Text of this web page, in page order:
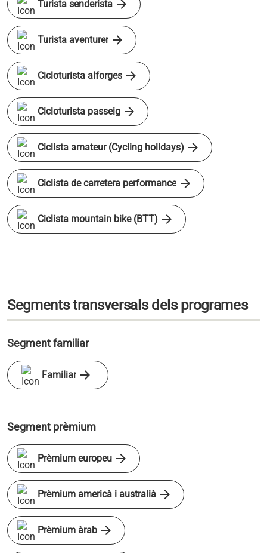
Turista senderista arrow_forward
Turista aventurer arrow_forward
Cicloturista alforges arrow_forward
Cicloturista passeig arrow_forward
Ciclista amateur (Cycling holidays) arrow_forward
Ciclista de carretera performance arrow_forward
Ciclista mountain bike (BTT) arrow_forward
Segments transversals dels programes
Segment familiar
Familiar arrow_forward
Segment prèmium
Prèmium europeu arrow_forward
Prèmium americà i australià arrow_forward
Prèmium àrab arrow_forward